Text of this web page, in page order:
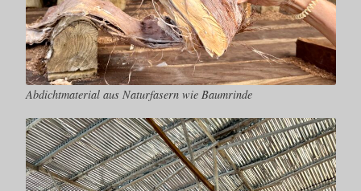
Abdichtmaterial aus Naturfasern wie Baumrinde